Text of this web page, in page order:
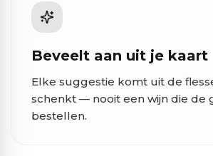
Beveelt aan uit je kaart
Elke suggestie komt uit de
schenkt — nooit een wijn die de
bestellen.